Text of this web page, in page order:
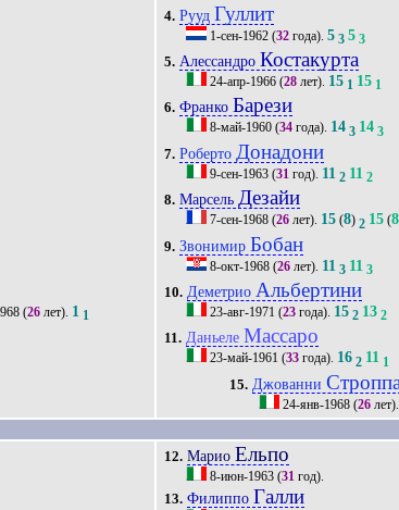
(26 лет). 1 1
4. Рууд Гуллит
1-сен-1962 (32 года).5 3 5 3
5. Алессандро Костакурта
24-апр-1966 (28 лет). 15 1 15 1
6. ФранкоБарези
8-май-1960 (34 года). 14 3 14 3
7. Роберто Донадони
9-сен-1963 (31 год). 11 2 11 2
8. Марсель Дезайи
7-сен-1968 (26 лет). 15 (8) 2 15 (8
9. Звонимир Бобан
8-окт-1968 (26 лет). 11 3 11 3
10. Деметрио Альбертини
23-авг-1971 (23 года). 15 2 13 2
11. ДаньелеМассаро
23-май-1961 (33 года). 16 2 11 1
15. ДжованниСтроппа
24-янв-1968(26лет).
12. Марио Ельпо
8-июн-1963 (31 год).
13. Филиппо Галли